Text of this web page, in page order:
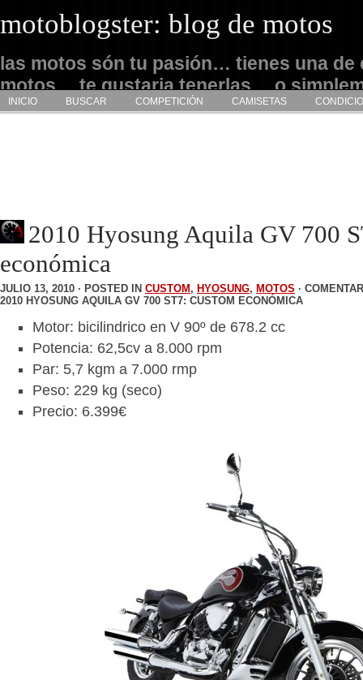
motoblogster: blog de motos
las motos són tu pasión… tienes una de
motos… te gustaria tenerlas… o
admirarlas… este es tu sitio
INICIO BUSCAR COMPETICIÓN CAMISETAS
2010 Hyosung Aquila GV 700
económica
JULIO 13, 2010 · POSTED IN CUSTOM , HYOSUNG, MOTOS ·
2010 HYOSUNG AQUILA GV 700 ST7: CUSTOM ECONÓMICA
Motor: bicilindrico en V 90º de 678.2 cc
Potencia: 62,5cv a 8.000 rpm
Par: 5,7 kgm a 7.000 rmp
Peso: 229 kg (seco)
Precio: 6.399€